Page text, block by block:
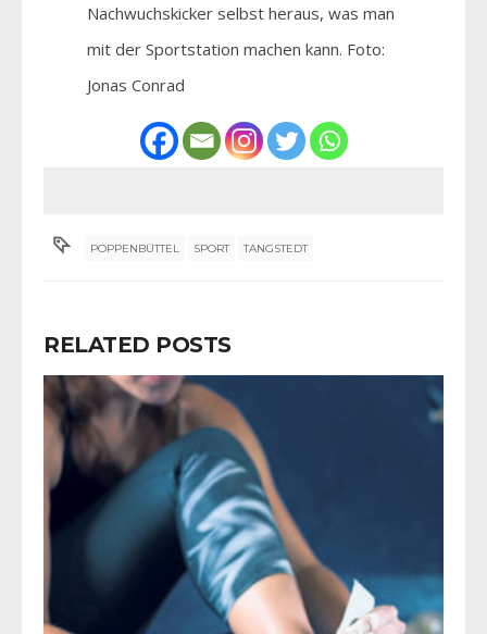
Nachwuchskicker selbst heraus, was man
mit der Sportstation machen kann. Foto:
Jonas Conrad
POPPENBÜTTEL SPORT TANGSTEDT
RELATED POSTS